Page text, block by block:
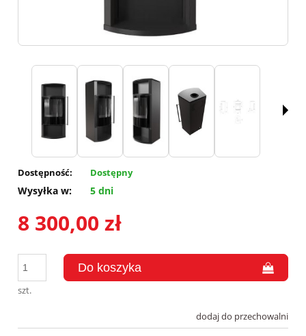
Dostępność: Dostępny
Wysyłka w: 5 dni
8 300,00 zł
szt.
dodaj do przechowalni